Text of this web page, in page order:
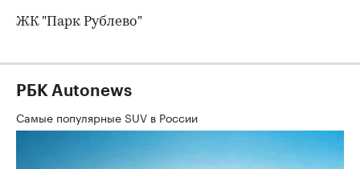
ЖК "Парк Рублево"
РБК Autonews
Самые популярные SUV в России